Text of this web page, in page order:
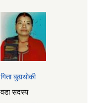
गिता बुढाथोकी
वडा सदस्य